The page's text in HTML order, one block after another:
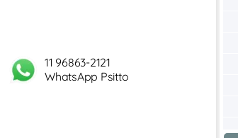
11 96863-2121
WhatsApp Psitto